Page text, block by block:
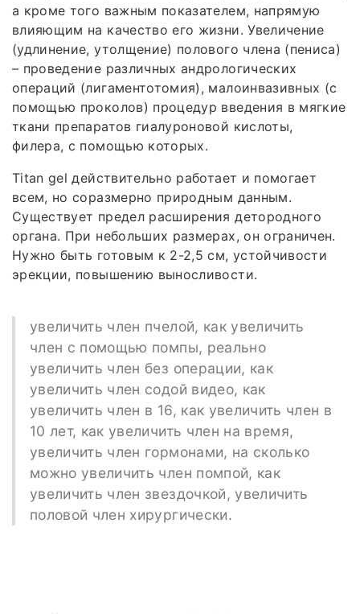
а кроме того важным показателем, напрямую
влияющим на качество его жизни. Увеличение
(удлинение, утолщение) полового члена (пениса)
– проведение различных андрологических
операций (лигаментотомия), малоинвазивных (с
помощью проколов) процедур введения в мягкие
ткани препаратов гиалуроновой кислоты,
филера, с помощью которых.
Titan gel действительно работает и помогает
всем, но соразмерно природным данным.
Существует предел расширения детородного
органа. При небольших размерах, он ограничен.
Нужно быть готовым к 2-2,5 см, устойчивости
эрекции, повышению выносливости.
увеличить член пчелой, как увеличить
член с помощью помпы, реально
увеличить член без операции, как
увеличить член содой видео, как
увеличить член в 16, как увеличить член в
10 лет, как увеличить член на время,
увеличить член гормонами, на сколько
можно увеличить член помпой, как
увеличить член звездочкой, увеличить
половой член хирургически.